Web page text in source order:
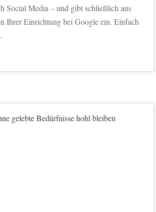
Social Media – und gibt schließlich aus
Ihrer Einrichtung bei Google ein. Einfach